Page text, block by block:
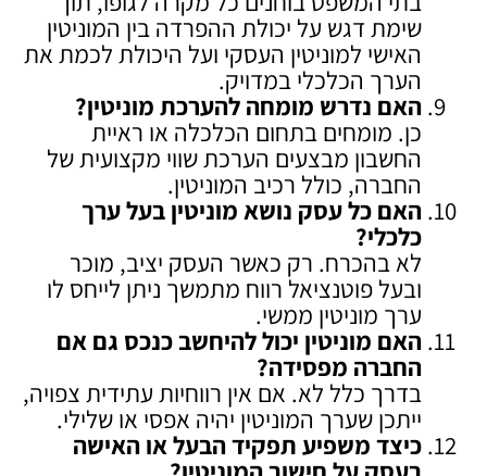
שימת דגש על יכולת ההפרדה בין המוניטין
האישי למוניטין העסקי ועל היכולת לכמת את
הערך הכלכלי במדויק.
האם נדרש מומחה להערכת מוניטין?
כן. מומחים בתחום הכלכלה או ראיית
החשבון מבצעים הערכת שווי מקצועית של
החברה, כולל רכיב המוניטין.
האם כל עסק נושא מוניטין בעל ערך
כלכלי?
לא בהכרח. רק כאשר העסק יציב, מוכר
ובעל פוטנציאל רווח מתמשך ניתן לייחס לו
ערך מוניטין ממשי.
האם מוניטין יכול להיחשב כנכס גם אם
החברה מפסידה?
בדרך כלל לא. אם אין רווחיות עתידית צפויה,
ייתכן שערך המוניטין יהיה אפסי או שלילי.
כיצד משפיע תפקיד הבעל או האישה